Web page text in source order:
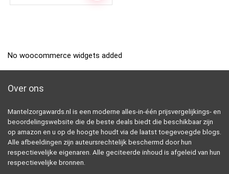
No woocommerce widgets added
Over ons
Mantelzorgawards.nl is een moderne alles-in-één prijsvergelijkings- en
beoordelingswebsite die de beste deals biedt die beschikbaar zijn
op amazon en u op de hoogte houdt via de laatst toegevoegde blogs.
Alle afbeeldingen zijn auteursrechtelijk beschermd door hun
respectievelijke eigenaren. Alle geciteerde inhoud is afgeleid van hun
respectievelijke bronnen.